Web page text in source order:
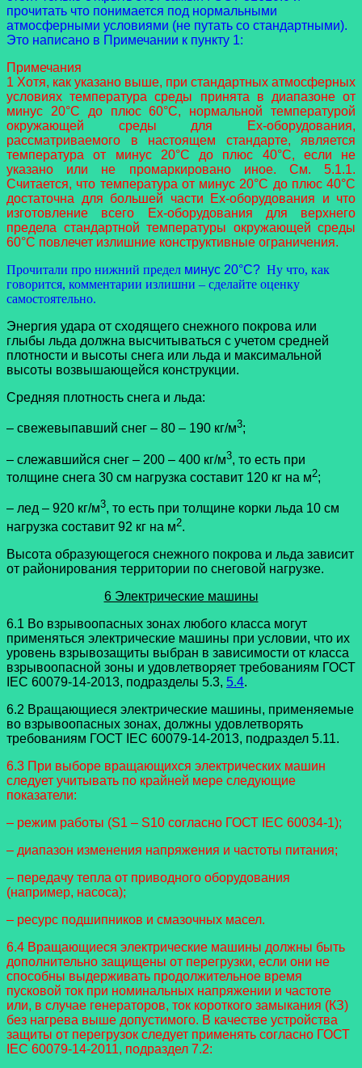
прочитать что понимается под нормальными
атмосферными условиями (не путать со стандартными).
Это написано в Примечании к пункту 1:
Примечания
1 Хотя, как указано выше, при стандартных атмосферных
условиях температура среды принята в диапазоне от
минус 20°С до плюс 60°С, нормальной температурой
окружающей среды для Ex-оборудования,
рассматриваемого в настоящем стандарте, является
температура от минус 20°С до плюс 40°С, если не
указано или не промаркировано иное. См. 5.1.1.
Считается, что температура от минус 20°С до плюс 40°С
достаточна для большей части Ex-оборудования и что
изготовление всего Ex-оборудования для верхнего
предела стандартной температуры окружающей среды
60°С повлечет излишние конструктивные ограничения.
Прочитали про нижний предел минус 20°С? Ну что, как
говорится, комментарии излишни – сделайте оценку
самостоятельно.
Энергия удара от сходящего снежного покрова или
глыбы льда должна высчитываться с учетом средней
плотности и высоты снега или льда и максимальной
высоты возвышающейся конструкции.
Средняя плотность снега и льда:
– свежевыпавший снег – 80 – 190 кг/м3;
– слежавшийся снег – 200 – 400 кг/м3, то есть при
толщине снега 30 см нагрузка составит 120 кг на м2;
– лед – 920 кг/м3, то есть при толщине корки льда 10 см
нагрузка составит 92 кг на м2.
Высота образующегося снежного покрова и льда зависит
от районирования территории по снеговой нагрузке.
6 Электрические машины
6.1 Во взрывоопасных зонах любого класса могут
применяться электрические машины при условии, что их
уровень взрывозащиты выбран в зависимости от класса
взрывоопасной зоны и удовлетворяет требованиям ГОСТ
IEC 60079-14-2013, подразделы 5.3, 5.4.
6.2 Вращающиеся электрические машины, применяемые
во взрывоопасных зонах, должны удовлетворять
требованиям ГОСТ IEC 60079-14-2013, подраздел 5.11.
6.3 При выборе вращающихся электрических машин
следует учитывать по крайней мере следующие
показатели:
– режим работы (S1 – S10 согласно ГОСТ IEC 60034-1);
– диапазон изменения напряжения и частоты питания;
– передачу тепла от приводного оборудования
(например, насоса);
– ресурс подшипников и смазочных масел.
6.4 Вращающиеся электрические машины должны быть
дополнительно защищены от перегрузки, если они не
способны выдерживать продолжительное время
пусковой ток при номинальных напряжении и частоте
или, в случае генераторов, ток короткого замыкания (КЗ)
без нагрева выше допустимого. В качестве устройства
защиты от перегрузок следует применять согласно ГОСТ
IEC 60079-14-2011, подраздел 7.2: